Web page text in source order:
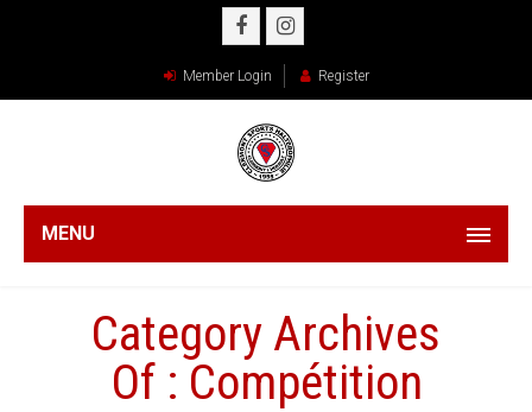
Member Login Register
MENU
Category Archives
Of : Compétition